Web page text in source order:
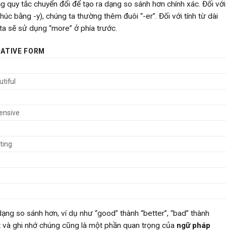
tắc chuyển đổi để tạo ra dạng so sánh hơn chính xác. Đối với
bằng -y), chúng ta thường thêm đuôi “-er”. Đối với tính từ dài
sẽ sử dụng “more” ở phía trước.
FORM
so sánh hơn, ví dụ như “good” thành “better”, “bad” thành
ghi nhớ chúng cũng là một phần quan trọng của ngữ pháp